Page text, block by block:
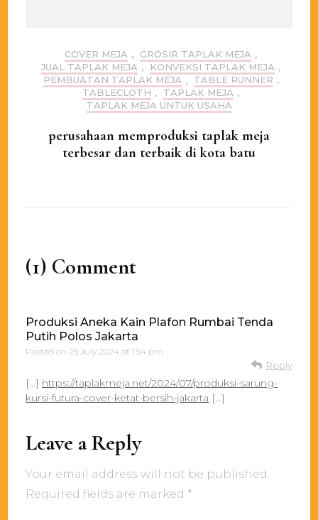
COVER MEJA , GROSIR TAPLAK MEJA ,
JUAL TAPLAK MEJA , KONVEKSI TAPLAK MEJA ,
PEMBUATAN TAPLAK MEJA , TABLE RUNNER ,
TABLECLOTH , TAPLAK MEJA ,
TAPLAK MEJA UNTUK USAHA
perusahaan memproduksi taplak meja
terbesar dan terbaik di kota batu
(1) Comment
Produksi Aneka Kain Plafon Rumbai Tenda
Putih Polos Jakarta
Posted on 25 July 2024 at 1:54 pm
Reply
[…] https://taplakmeja.net/2024/07/produksi-sarung-
kursi-futura-cover-ketat-bersih-jakarta […]
Leave a Reply
Your email address will not be published.
Required fields are marked *